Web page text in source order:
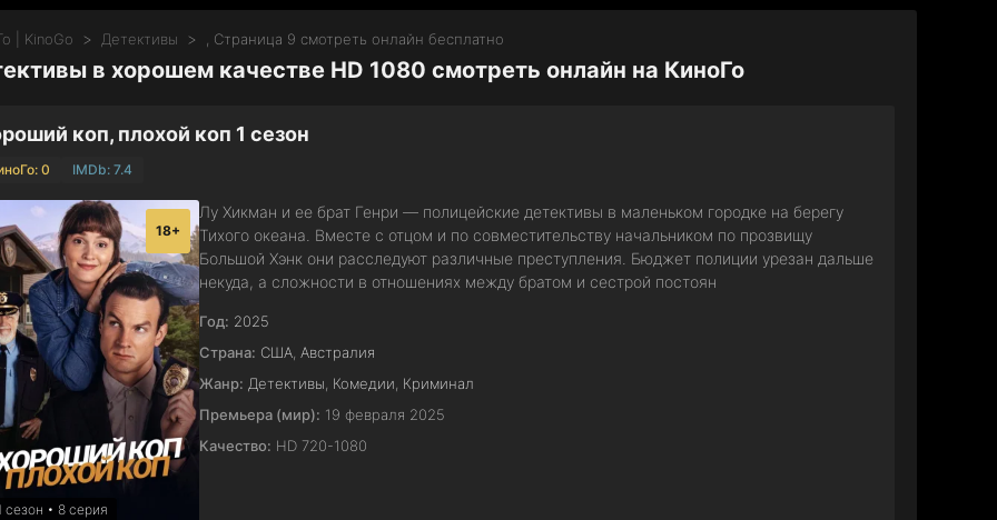
| KinoGo Детективы , Страница 9 смотреть онлайн бесплатно
в хорошем качестве HD 1080 смотреть онлайн на КиноГо
коп, плохой коп 1 сезон
0 IMDb: 7.4
сезон • 8 серия
18+
Лу Хикман и ее брат Генри — полицейские детективы в маленьком городке на берегу
Тихого океана. Вместе с отцом и по совместительству начальником по прозвищу
Большой Хэнк они расследуют различные преступления. Бюджет полиции урезан дальше
некуда, а сложности в отношениях между братом и сестрой постоян
Год: 2025
Страна: США, Австралия
Жанр: Детективы, Комедии, Криминал
Премьера (мир): 19 февраля 2025
Качество: HD 720-1080